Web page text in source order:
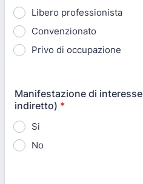
Libero professionista
Convenzionato
Privo di occupazione
Manifestazione di
indiretto) *
Si
No